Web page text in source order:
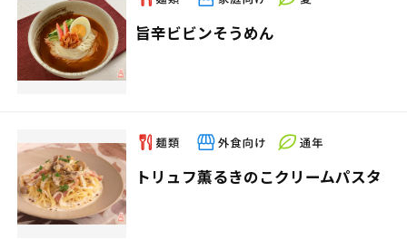
旨辛ビビンそうめん
トリュフ薫るきのこクリームパスタ